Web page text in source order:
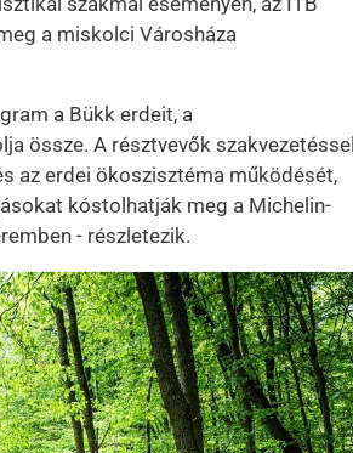
a miskolci Városháza
a Bükk erdeit, a
össze. A résztvevők szakvezetéssel
az erdei ökoszisztéma működését,
kóstolhatják meg a Michelin-
- részletezik.